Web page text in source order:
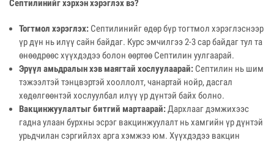
Септилинийг хэрхэн хэрэглэх вэ?
Тогтмол хэрэглэх: Септилинийг өдөр бүр тогтмол хэрэглэснээр
үр дүн нь илүү сайн байдаг. Курс эмчилгээ 2-3 сар байдаг тул та
өнөөдрөөс хүүхдэдээ болон өөртөө Септилин уулгаарай.
Эрүүл амьдралын хэв маягтай хослуулаарай: Септилин нь шим
тэжээлтэй тэнцвэртэй хооллолт, чанартай нойр, дасгал
хөдөлгөөнтэй хослуулбал илүү үр дүнтэй байх болно.
Вакцинжуулалтыг битгий мартаарай:Дархлааг дэмжихээс
гадна улаан бурхны эсрэг вакцинжуулалт нь хамгийн үр дүнтэй
урьдчилан сэргийлэх арга хэмжээ юм. Хүүхдэдээ вакцин